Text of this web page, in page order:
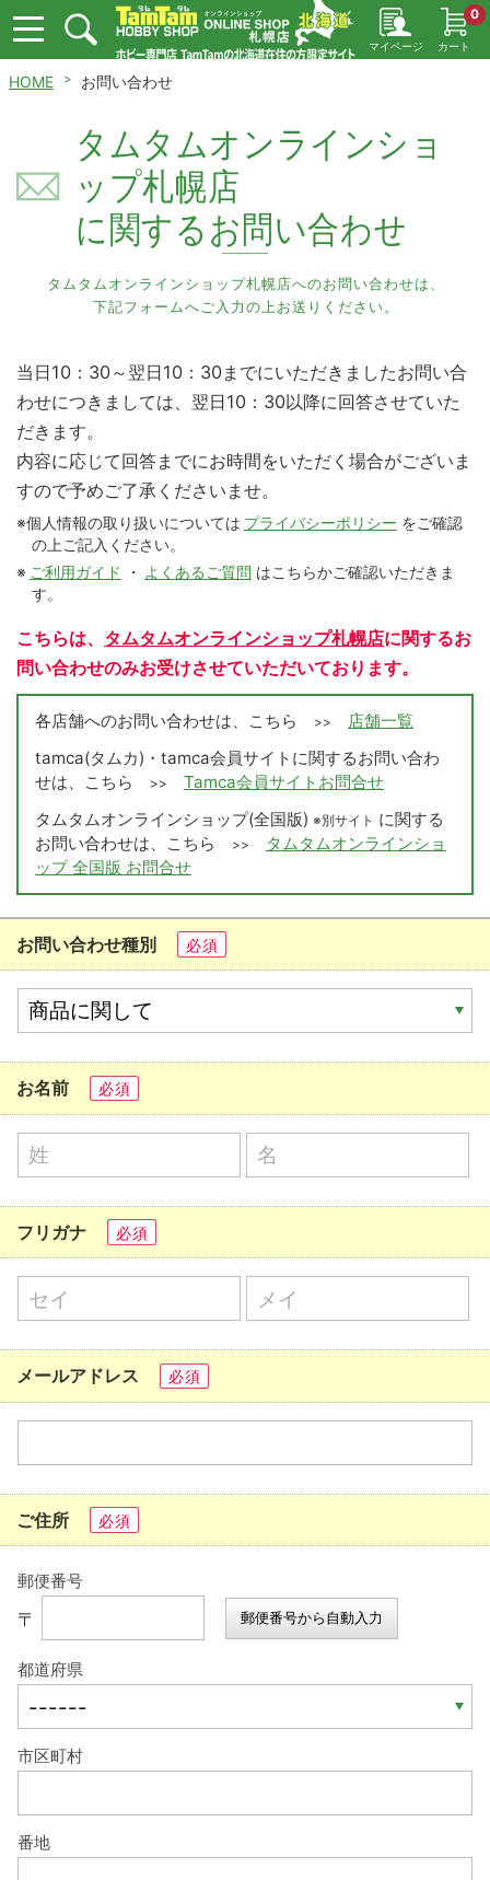
マイページ カート
0
HOME お問い合わせ
タムタムオンラインショ
ップ札幌店
に関するお問い合わせ
タムタムオンラインショップ札幌店へのお問い合わせは、
下記フォームへご入力の上お送りください。
当日10：30～翌日10：30までにいただきましたお問い合
わせにつきましては、翌日10：30以降に回答させていた
だきます。
内容に応じて回答までにお時間をいただく場合がございま
すので予めご了承くださいませ。
※個人情報の取り扱いについては プライバシーポリシー をご確認
の上ご記入ください。
※ ご利用ガイド ・ よくあるご質問 はこちらかご確認いただきま
す。
こちらは、 タムタムオンラインショップ札幌店に関するお
問い合わせのみお受けさせていただいております。
各店舗へのお問い合わせは、こちら >>
店舗一覧
tamca(タムカ)・tamca会員サイトに関するお問い合わ
せは、こちら
>>
Tamca会員サイトお問合せ
タムタムオンラインショップ(全国版) ※別サイト に関する
お問い合わせは、こちら
>>
タムタムオンラインショ
ップ 全国版 お問合せ
お問い合わせ種別 必須
お名前 必須
フリガナ 必須
メールアドレス 必須
ご住所 必須
郵便番号
〒 郵便番号から自動入力
都道府県
市区町村
番地